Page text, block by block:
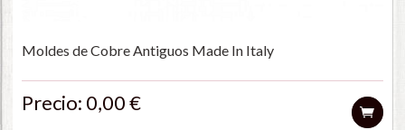
Moldes de Cobre Antiguos Made In Italy
Precio: 0,00 €